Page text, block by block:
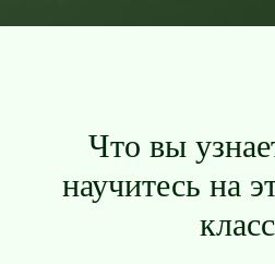
Что вы
научитесь на